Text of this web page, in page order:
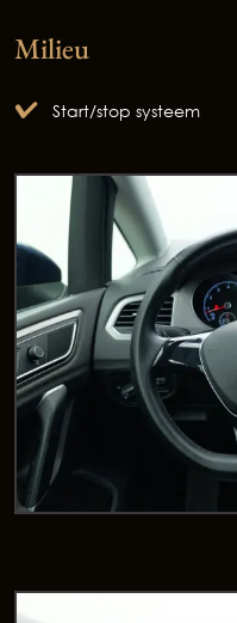
Milieu
Start/stop systeem